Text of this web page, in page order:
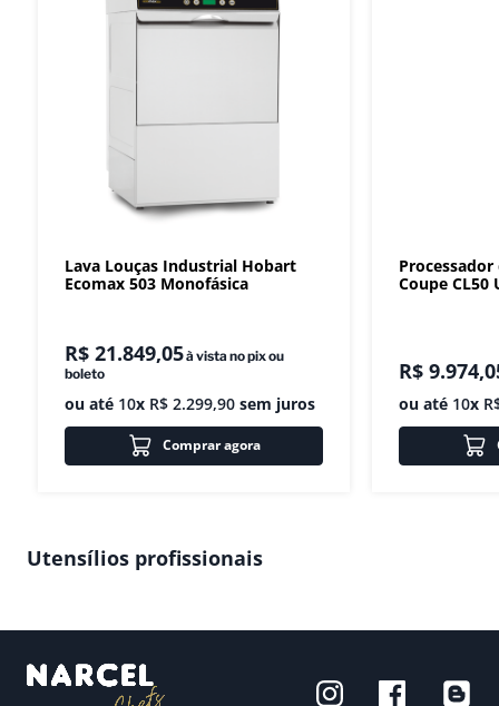
Lava Louças Industrial Hobart
Ecomax 503 Monofásica
R$ 21.849,05à vista no pix ou
boleto
ou até 10x R$ 2.299,90 sem juros
Comprar agora
Coupe CL50
R$ 9.974,
ou até 10x
Utensílios profissionais